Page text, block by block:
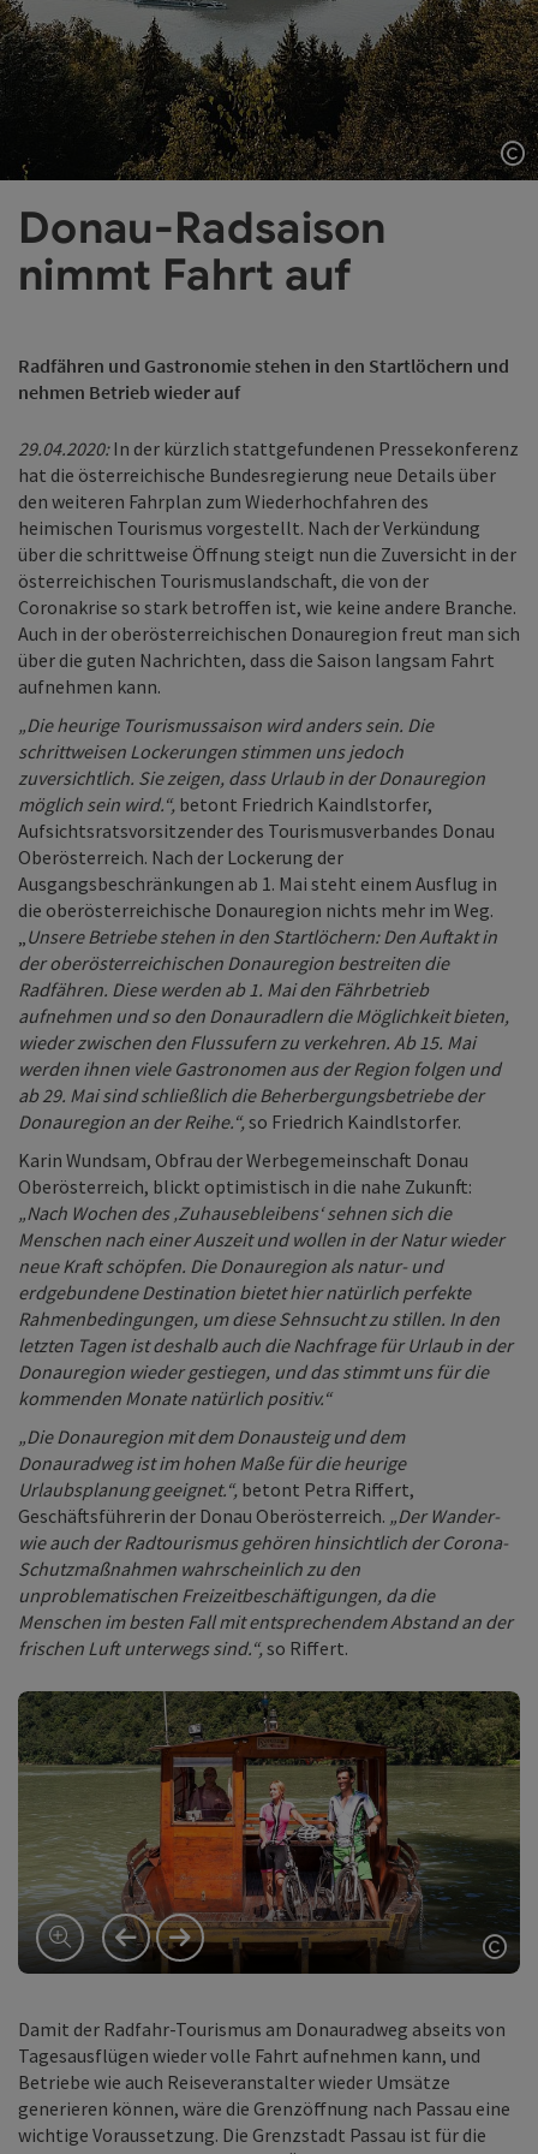
Donau-Radsaison
nimmt Fahrt auf
Radfähren und Gastronomie stehen in den Startlöchern und
nehmen Betrieb wieder auf
29.04.2020:In der kürzlich stattgefundenen Pressekonferenz
hat die österreichische Bundesregierung neue Details über
den weiteren Fahrplan zum Wiederhochfahren des
heimischen Tourismus vorgestellt. Nach der Verkündung
über die schrittweise Öffnung steigt nun die Zuversicht in der
österreichischen Tourismuslandschaft, die von der
Coronakrise so stark betroffen ist, wie keine andere Branche.
Auch in der oberösterreichischen Donauregion freut man sich
über die guten Nachrichten, dass die Saison langsam Fahrt
aufnehmen kann.
„Die heurige Tourismussaison wird anders sein. Die
schrittweisen Lockerungen stimmen uns jedoch
zuversichtlich. Sie zeigen, dass Urlaub in der Donauregion
möglich sein wird.“, betont Friedrich Kaindlstorfer,
Aufsichtsratsvorsitzender des Tourismusverbandes Donau
Oberösterreich. Nach der Lockerung der
Ausgangsbeschränkungen ab 1. Mai steht einem Ausflug in
die oberösterreichische Donauregion nichts mehr im Weg.
Unsere Betriebe stehen in den Startlöchern: Den Auftakt in
der oberösterreichischen Donauregion bestreiten die
Radfähren. Diese werden ab 1. Mai den Fährbetrieb
aufnehmen und so den Donauradlern die Möglichkeit bieten,
wieder zwischen den Flussufern zu verkehren. Ab 15. Mai
werden ihnen viele Gastronomen aus der Region folgen und
ab 29. Mai sind schließlich die Beherbergungsbetriebe der
Donauregion an der Reihe.“, so Friedrich Kaindlstorfer.
Karin Wundsam, Obfrau der Werbegemeinschaft Donau
Oberösterreich, blickt optimistisch in die nahe Zukunft:
„Nach Wochen des ‚Zuhausebleibens‘ sehnen sich die
Menschen nach einer Auszeit und wollen in der Natur wieder
neue Kraft schöpfen. Die Donauregion als natur- und
erdgebundene Destination bietet hier natürlich perfekte
Rahmenbedingungen, um diese Sehnsucht zu stillen. In den
letzten Tagen ist deshalb auch die Nachfrage für Urlaub in der
Donauregion wieder gestiegen, und das stimmt uns für die
kommenden Monate natürlich positiv.“
„Die Donauregion mit dem Donausteig und dem
Donauradweg ist im hohen Maße für die heurige
Urlaubsplanung geeignet.“, betont Petra Riffert,
Geschäftsführerin der Donau Oberösterreich. „Der Wander-
wie auch der Radtourismus gehören hinsichtlich der Corona-
Schutzmaßnahmen wahrscheinlich zu den
unproblematischen Freizeitbeschäftigungen, da die
Menschen im besten Fall mit entsprechendem Abstand an der
frischen Luft unterwegs sind.“, so Riffert.
vorheriges Element
nächstes Element
Damit der Radfahr-Tourismus am Donauradweg abseits von
Tagesausflügen wieder volle Fahrt aufnehmen kann, und
Betriebe wie auch Reiseveranstalter wieder Umsätze
generieren können, wäre die Grenzöffnung nach Passau eine
wichtige Voraussetzung. Die Grenzstadt Passau ist für die